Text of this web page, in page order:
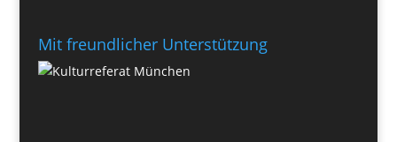
Mit freundlicher Unterstützung